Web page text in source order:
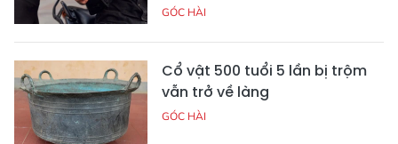
GÓC HÀI
Cổ vật 500 tuổi 5 lần bị trộm
vẫn trở về làng
GÓC HÀI